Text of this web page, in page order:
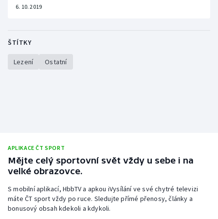
Plavání
Plážový volejbal
Stolní tenis
6. 10. 2019
ŠTÍTKY
Lezení Ostatní
APLIKACE ČT SPORT
Mějte celý sportovní svět vždy u sebe i na
velké obrazovce.
S mobilní aplikací, HbbTV a apkou iVysílání ve své chytré televizi
máte ČT sport vždy po ruce. Sledujte přímé přenosy, články a
bonusový obsah kdekoli a kdykoli.